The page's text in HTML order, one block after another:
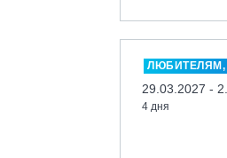
ЛЮБИТЕЛЯМ,
29.03.2027 -
4 дня